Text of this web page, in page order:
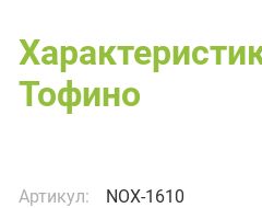
Описание
Тофино
Артикул: NOX-1610